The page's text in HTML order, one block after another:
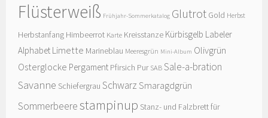
Flüsterweiß Frühjahr-Sommerkatalog Glutrot Gold Herbst
Herbstanfang Himbeerrot Karte Kreisstanze Kürbisgelb Labeler
Alphabet Limette Marineblau Meeresgrün Mini-Album Olivgrün
Osterglocke Pergament Pfirsich Pur SAB Sale-a-bration
Savanne Schiefergrau Schwarz Smaragdgrün
Sommerbeerestampinup Stanz- und Falzbrett für